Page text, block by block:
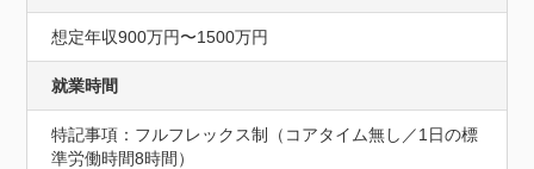
想定年収900万円〜1500万円
就業時間
特記事項：フルフレックス制（コアタイム無し／1日の標
準労働時間8時間）